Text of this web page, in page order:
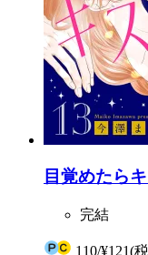
目覚めたら
完結
110/¥121(